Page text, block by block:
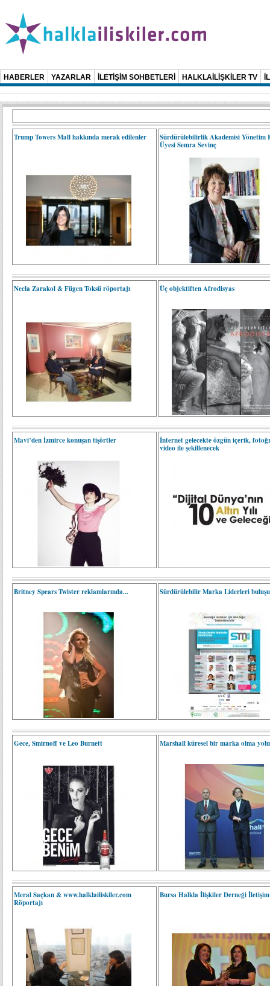
HABERLER YAZARLAR İLETİŞİM SOHBETLERİ HALKLAİLİŞKİLER TV
Trump Towers Mall hakkında merak edilenler
Sürdürülebilirlik Akademisi Yönetim
Üyesi Semra Sevinç
Necla Zarakol & Fügen Toksü röportajı Üç objektiften Afrodisyas
Mavi’den İzmirce konuşan tişörtler
İnternet gelecekte özgün içerik,
video ile şekillenecek
Britney Spears Twister reklamlarında... Sürdürülebilir Marka Liderleri
Gece, Smirnoff ve Leo Burnett Marshall küresel bir marka olma
Meral Saçkan & www.halklailiskiler.com
Röportajı
Bursa Halkla İlişkiler Derneği